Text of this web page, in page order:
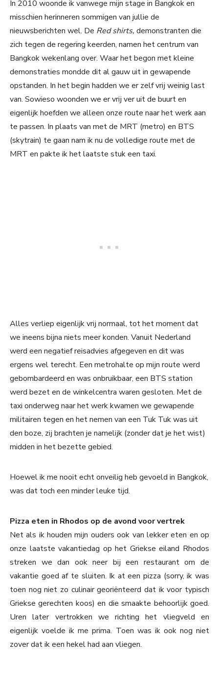
In 2010 woonde ik vanwege mijn stage in Bangkok en
misschien herinneren sommigen van jullie de
nieuwsberichten wel. De Red shirts, demonstranten die
zich tegen de regering keerden, namen het centrum van
Bangkok wekenlang over. Waar het begon met kleine
demonstraties mondde dit al gauw uit in gewapende
opstanden. In het begin hadden we er zelf vrij weinig last
van. Sowieso woonden we er vrij ver uit de buurt en
eigenlijk hoefden we alleen onze route naar het werk aan
te passen. In plaats van met de MRT (metro) en BTS
(skytrain) te gaan nam ik nu de volledige route met de
MRT en pakte ik het laatste stuk een taxi.
Alles verliep eigenlijk vrij normaal, tot het moment dat
we ineens bijna niets meer konden. Vanuit Nederland
werd een negatief reisadvies afgegeven en dit was
ergens wel terecht. Een metrohalte op mijn route werd
gebombardeerd en was onbruikbaar, een BTS station
werd bezet en de winkelcentra waren gesloten. Met de
taxi onderweg naar het werk kwamen we gewapende
militairen tegen en het nemen van een Tuk Tuk was uit
den boze, zij brachten je namelijk (zonder dat je het wist)
midden in het bezette gebied.
Hoewel ik me nooit echt onveilig heb gevoeld in Bangkok,
was dat toch een minder leuke tijd.
Pizza eten in Rhodos op de avond voor vertrek
Net als ik houden mijn ouders ook van lekker eten en op
onze laatste vakantiedag op het Griekse eiland Rhodos
streken we dan ook neer bij een restaurant om de
vakantie goed af te sluiten. Ik at een pizza (sorry, ik was
toen nog niet zo culinair georiënteerd dat ik voor typisch
Griekse gerechten koos) en die smaakte behoorlijk goed.
Uren later vertrokken we richting het vliegveld en
eigenlijk voelde ik me prima. Toen was ik ook nog niet
zover dat ik een hekel had aan vliegen.